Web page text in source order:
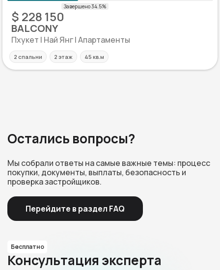
$ 228 150
BALCONY
Пхукет | Най Янг | Апартаменты
2 спальни 2 этаж 45 кв.м
Остались вопросы?
Мы собрали ответы на самые важные темы: процесс
покупки, документы, выплаты, безопасность и
проверка застройщиков.
Перейдите в раздел FAQ
Бесплатно
Консультация эксперта